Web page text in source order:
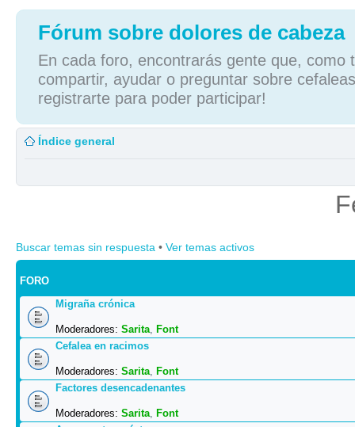
Fórum sobre dolores de cabeza
En cada foro, encontrarás gente que, como
compartir, ayudar o preguntar sobre
registrarte para poder participar!
Índice general
Buscar temas sin respuesta • Ver temas activos
FORO
Migraña crónica
Moderadores: Sarita, Font
Cefalea en racimos
Moderadores: Sarita, Font
Factores desencadenantes
Moderadores: Sarita, Font